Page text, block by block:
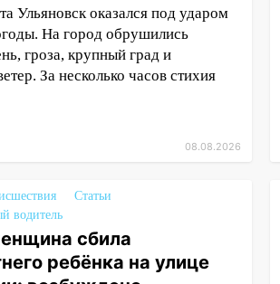
Ульяновска сами
ливнёвки,
на улице Любови
из Ульяновска
под
жаловаться
Ульяновск оказался под ударом
На город обрушились
гроза, крупный град и
За несколько часов стихия
08.08.2026
Статьи
водитель
сбила
ребёнка на улице